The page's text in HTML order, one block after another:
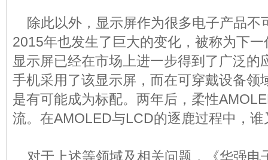
除此以外，显示屏作为很多电子产品不
2015年也发生了巨大的变化，被称为下
显示屏已经在市场上进一步得到了广泛的
手机采用了该显示屏，而在可穿戴设备领
是有可能成为标配。两年后，柔性
流。在AMOLED与LCD的逐鹿过程中，
对于上述等领域及相关问题，《华强电